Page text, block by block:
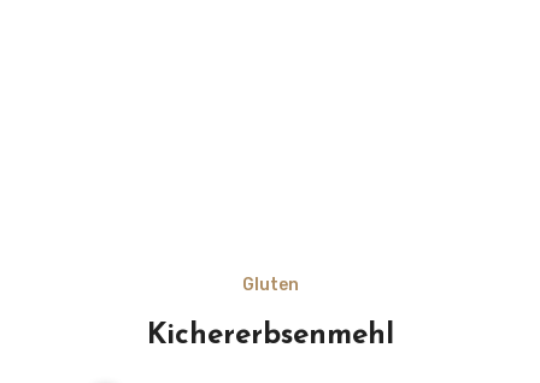
Gluten
Kichererbsenmehl